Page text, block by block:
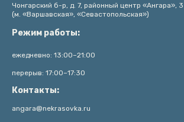
Чонгарский б-р, д. 7, районный центр «Ангара»,
(м. «Варшавская», «Севастопольская»)
Режим работы:
ежедневно: 13:00–21:00
перерыв: 17:00–17:30
Контакты:
angara@nekrasovka.ru